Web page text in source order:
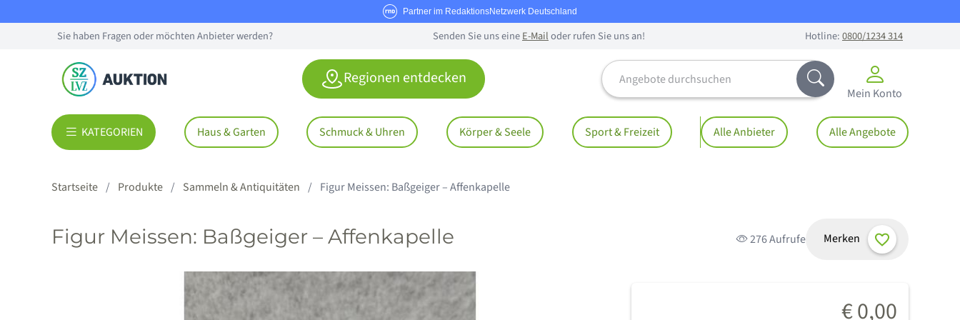
Partner im RedaktionsNetzwerk Deutschland
Sie haben Fragen oder möchten Anbieter werden? Senden Sie uns eineE-Mailoder rufen Sie uns an! Hotline:0800/1234 314
Regionen entdecken
Angebote durchsuchen
Abschicken
Mein Konto
KATEGORIEN Haus & Garten Schmuck & Uhren Körper & Seele Sport & Freizeit Alle Anbieter Alle Angebote
Startseite Produkte Sammeln & Antiquitäten Figur Meissen: Baßgeiger – Affenkapelle
Figur Meissen: Baßgeiger – Affenkapelle 276 Aufrufe Merken
€ 0,00